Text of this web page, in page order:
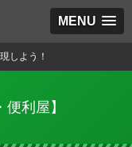
MENU
しよう！
利屋】